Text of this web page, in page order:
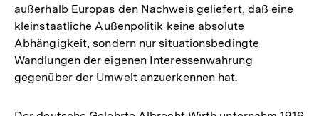
außerhalb Europas den Nachweis geliefert, daß eine
kleinstaatliche Außenpolitik keine absolute
Abhängigkeit, sondern nur situationsbedingte
Wandlungen der eigenen Interessenwahrung
gegenüber der Umwelt anzuerkennen hat.